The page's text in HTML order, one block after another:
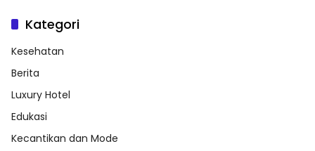
Kategori
Kesehatan
Berita
Luxury Hotel
Edukasi
Kecantikan dan Mode